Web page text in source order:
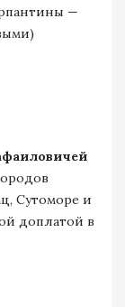
—
Сутоморе и
доплатой в